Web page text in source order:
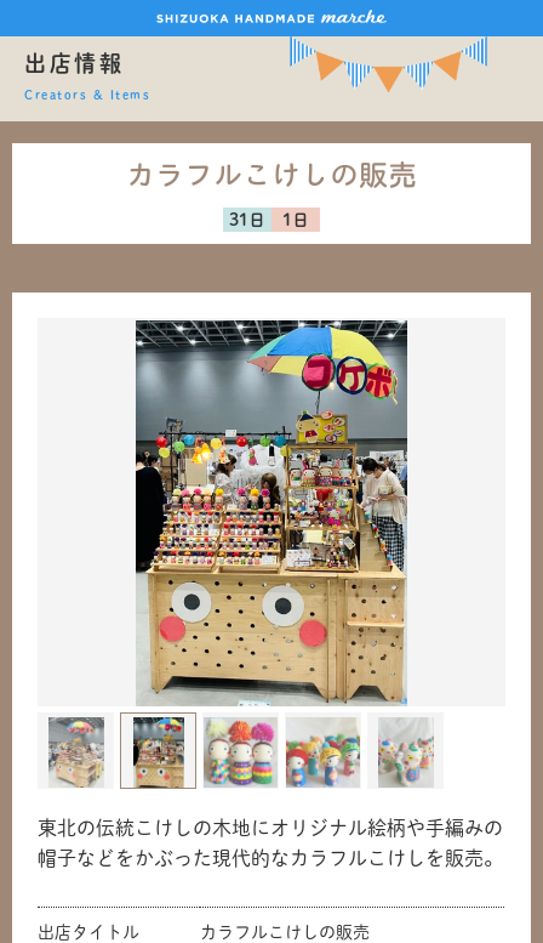
出店情報
Creators & Items
カラフルこけしの販売
東北の伝統こけしの木地にオリジナル絵柄や手編みの
帽子などをかぶった現代的なカラフルこけしを販売。
出店タイトル カラフルこけしの販売